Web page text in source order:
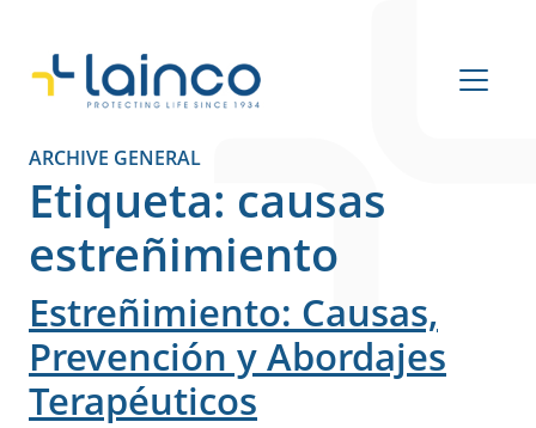
Navegación principal
ARCHIVE GENERAL
Etiqueta: causas
estreñimiento
Estreñimiento: Causas,
Prevención y Abordajes
Terapéuticos